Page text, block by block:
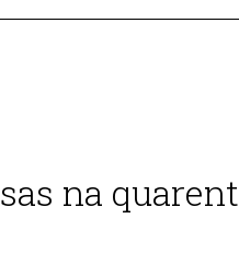
na